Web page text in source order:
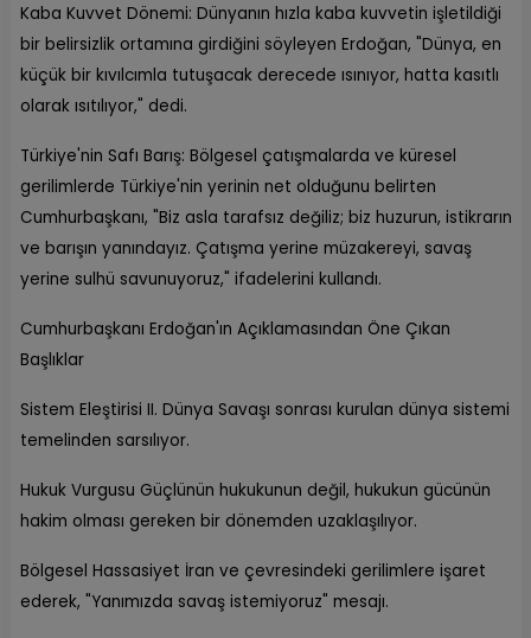
Kaba Kuvvet Dönemi: Dünyanın hızla kaba kuvvetin işletildiği
bir belirsizlik ortamına girdiğini söyleyen Erdoğan, "Dünya, en
küçük bir kıvılcımla tutuşacak derecede ısınıyor, hatta kasıtlı
olarak ısıtılıyor," dedi.
Türkiye'nin Safı Barış: Bölgesel çatışmalarda ve küresel
gerilimlerde Türkiye'nin yerinin net olduğunu belirten
Cumhurbaşkanı, "Biz asla tarafsız değiliz; biz huzurun, istikrarın
ve barışın yanındayız. Çatışma yerine müzakereyi, savaş
yerine sulhü savunuyoruz," ifadelerini kullandı.
Cumhurbaşkanı Erdoğan'ın Açıklamasından Öne Çıkan
Başlıklar
Sistem Eleştirisi II. Dünya Savaşı sonrası kurulan dünya sistemi
temelinden sarsılıyor.
Hukuk Vurgusu Güçlünün hukukunun değil, hukukun gücünün
hakim olması gereken bir dönemden uzaklaşılıyor.
Bölgesel Hassasiyet İran ve çevresindeki gerilimlere işaret
ederek, "Yanımızda savaş istemiyoruz" mesajı.